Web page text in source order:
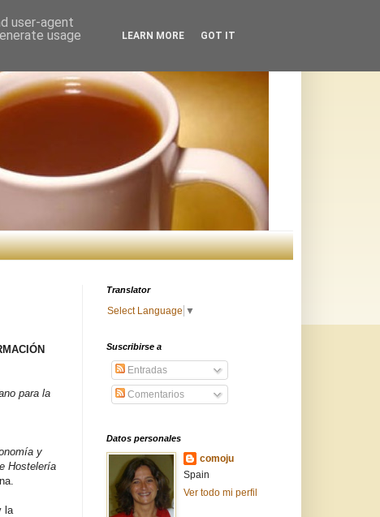
para la
y
Hostelería
la
Translator
Select Language ▼
Suscribirse a
Entradas
Comentarios
Datos personales
comoju
Spain
Ver todo mi perfil
user-agent
usage
LEARN MORE GOT IT